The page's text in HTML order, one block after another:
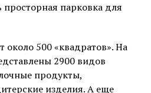
парковка для
около 500 «квадратов». На
2900 видов
продукты,
изделия. А еще